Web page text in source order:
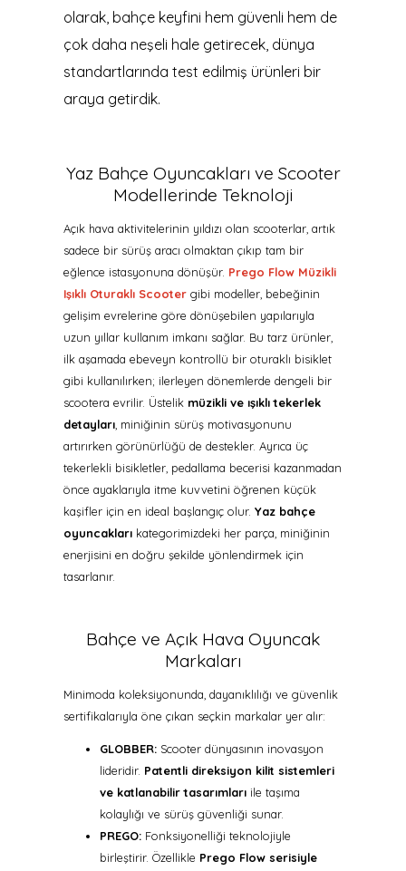
olarak, bahçe keyfini hem güvenli hem de
çok daha neşeli hale getirecek, dünya
standartlarında test edilmiş ürünleri bir
araya getirdik.
Yaz Bahçe Oyuncakları ve Scooter
Modellerinde Teknoloji
Açık hava aktivitelerinin yıldızı olan scooterlar, artık
sadece bir sürüş aracı olmaktan çıkıp tam bir
eğlence istasyonuna dönüşür. Prego Flow Müzikli
Işıklı Oturaklı Scooter gibi modeller, bebeğinin
gelişim evrelerine göre dönüşebilen yapılarıyla
uzun yıllar kullanım imkanı sağlar. Bu tarz ürünler,
ilk aşamada ebeveyn kontrollü bir oturaklı bisiklet
gibi kullanılırken; ilerleyen dönemlerde dengeli bir
scootera evrilir. Üstelik müzikli ve ışıklı tekerlek
detayları , miniğinin sürüş motivasyonunu
artırırken görünürlüğü de destekler. Ayrıca üç
tekerlekli bisikletler, pedallama becerisi kazanmadan
önce ayaklarıyla itme kuvvetini öğrenen küçük
kaşifler için en ideal başlangıç olur. Yaz bahçe
oyuncakları kategorimizdeki her parça, miniğinin
enerjisini en doğru şekilde yönlendirmek için
tasarlanır.
Bahçe ve Açık Hava Oyuncak
Markaları
Minimoda koleksiyonunda, dayanıklılığı ve güvenlik
sertifikalarıyla öne çıkan seçkin markalar yer alır:
GLOBBER: Scooter dünyasının inovasyon
lideridir. Patentli direksiyon kilit sistemleri
ve katlanabilir tasarımları ile taşıma
kolaylığı ve sürüş güvenliği sunar.
PREGO: Fonksiyonelliği teknolojiyle
birleştirir. Özellikle Prego Flow serisiyle